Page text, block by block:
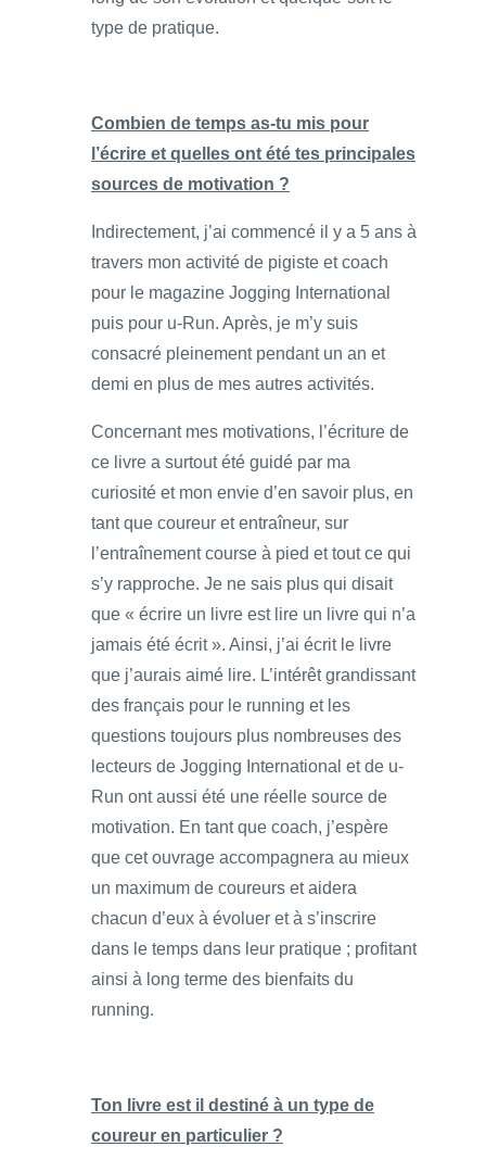
type de pratique.
Combien de temps as-tu mis pour
l’écrire et quelles ont été tes principales
sources de motivation ?
Indirectement, j’ai commencé il y a 5 ans à
travers mon activité de pigiste et coach
pour le magazine Jogging International
puis pour u-Run. Après, je m’y suis
consacré pleinement pendant un an et
demi en plus de mes autres activités.
Concernant mes motivations, l’écriture de
ce livre a surtout été guidé par ma
curiosité et mon envie d’en savoir plus, en
tant que coureur et entraîneur, sur
l’entraînement course à pied et tout ce qui
s’y rapproche. Je ne sais plus qui disait
que « écrire un livre est lire un livre qui n’a
jamais été écrit ». Ainsi, j’ai écrit le livre
que j’aurais aimé lire. L’intérêt grandissant
des français pour le running et les
questions toujours plus nombreuses des
lecteurs de Jogging International et de u-
Run ont aussi été une réelle source de
motivation. En tant que coach, j’espère
que cet ouvrage accompagnera au mieux
un maximum de coureurs et aidera
chacun d’eux à évoluer et à s’inscrire
dans le temps dans leur pratique ; profitant
ainsi à long terme des bienfaits du
running.
Ton livre est il destiné à un type de
coureur en particulier ?